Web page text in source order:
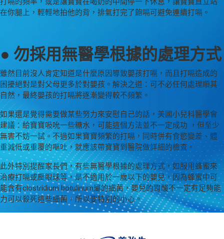
在你腿上，輕輕地拍他的背，排氣打完了飽嗝可避免連續打嗝。
● 勿採用無醫學根據的處理方式
雖然目前沒人肯定知道是什麼原因導致嬰孩打嗝，而且打嗝造成的
困擾絕對是對父母更多於對嬰孩。解決之道：可不必任何處理順其
自然，最終嬰孩的打嗝將逐漸變得較不頻繁。
如果還是覺得需要做某些努力來安慰自己的話，美國小兒科醫學會
建議：給寶寶吸吮一些糖水，可能這個方法並不一定成功 ，但至少
無害不妨一試。不過如果寶寶頻繁的打嗝，同時併有食慾變差、體
重減低或重覆的嘔吐，就應該帶寶寶到醫院做詳細的檢查。
此外特別提醒家長們，有些無醫學根據的處理方式，如服用蜂蜜來
治療打嗝或壓眼球等，是不適用於一歲以下的嬰兒，因為蜂蜜中可
能含有clostridium botulinum屬的細菌，嬰兒的胃酸不一定有足夠能
力可以殺死這些細菌，所以要特別的小心。